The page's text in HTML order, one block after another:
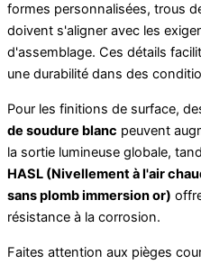
formes personnalisées, trous
doivent s'aligner avec les
d'assemblage. Ces détails
une durabilité dans des
Pour les finitions de surface,
de soudure blanc peuvent
la sortie lumineuse globale,
HASL (Nivellement à l'air
sans plomb immersion or)
résistance à la corrosion.
Faites attention aux pièges